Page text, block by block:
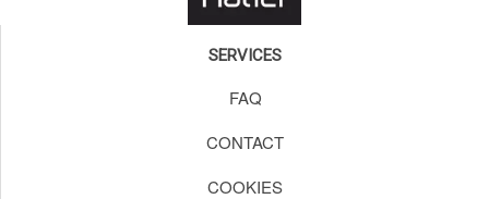
SERVICES
FAQ
CONTACT
COOKIES